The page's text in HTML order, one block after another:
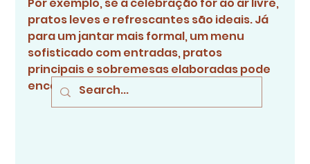
Por exemplo, se a celebração for ao ar livre,
pratos leves e refrescantes são ideais. Já
para um jantar mais formal, um menu
sofisticado com entradas, pratos
principais e sobremesas elaboradas pode
encantar os convidados.